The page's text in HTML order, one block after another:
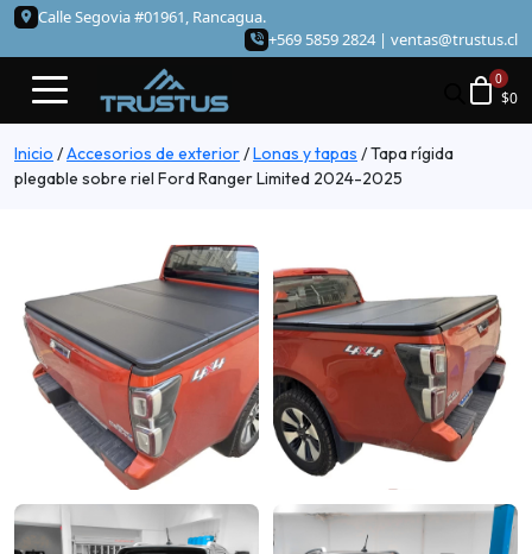
Calle Segovia #01961, Rancagua.
+569 5859 2824 | ventas@trustus.cl
$0
Inicio /Accesorios de exterior/Lonas y tapas /Tapa rígida
plegable sobre riel Ford Ranger Limited 2024-2025